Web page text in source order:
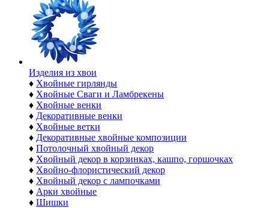
Изделия из хвои
♦ Хвойные гирлянды
♦ Хвойные Сваги и Ламбрекены
♦ Хвойные венки
♦ Декоративные венки
♦ Хвойные ветки
♦ Декоративные хвойные композиции
♦ Потолочный хвойный декор
♦ Хвойный декор в корзинках, кашпо, горшочках
♦ Хвойно-флористический декор
♦ Хвойный декор с лампочками
♦ Арки хвойные
♦ Шишки